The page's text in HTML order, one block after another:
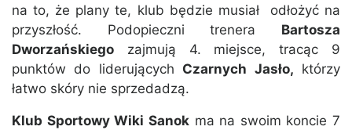
na to, że plany te, klub będzie musiał odłożyć na
przyszłość. Podopieczni trenera Bartosza
Dworzańskiego zajmują 4. miejsce, tracąc 9
punktów do liderujących Czarnych Jasło, którzy
łatwo skóry nie sprzedadzą.
Klub Sportowy Wiki Sanokma na swoim koncie 7